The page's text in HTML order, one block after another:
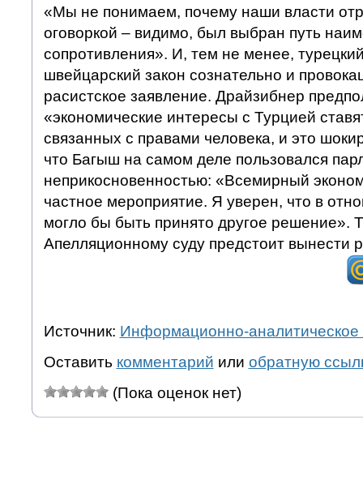
«Мы не понимаем, почему наши власти
оговоркой – видимо, был выбран путь
сопротивления». И, тем не менее,
швейцарский закон сознательно и
расистское заявление. Драйзибнер
«экономические интересы с Турцией
связанных с правами человека, и это
что Багыш на самом деле пользовался
неприкосновенностью: «Всемирный
частное мероприятие. Я уверен, что в
могло бы быть принято другое решение».
Апелляционному суду предстоит вынести
Источник: Информационно-аналитическое
Оставить комментарий или обратную
(Пока оценок нет)